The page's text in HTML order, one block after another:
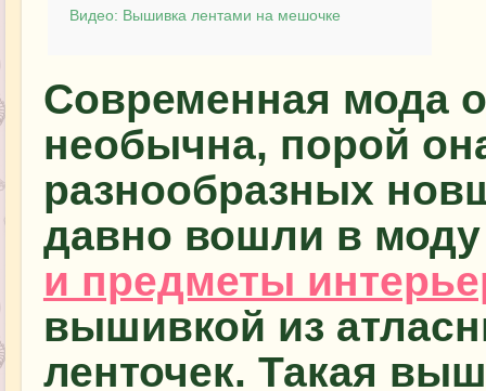
Видео: Вышивка лентами на мешочке
Современная мода
необычна, порой
разнообразных
давно вошли в
и предметы
вышивкой из
ленточек. Такая